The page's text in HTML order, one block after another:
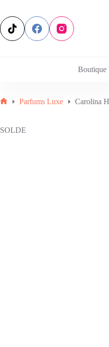
contenu
Boutique
Parfums Luxe Carolina
SOLDE